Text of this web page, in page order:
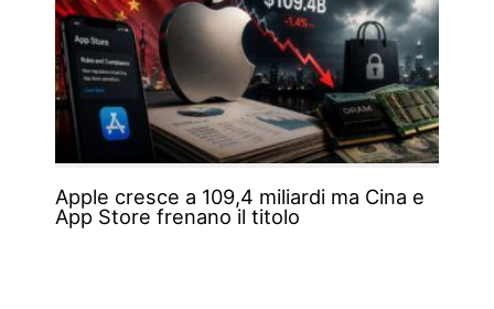
Apple cresce a 109,4 miliardi ma Cina e
App Store frenano il titolo